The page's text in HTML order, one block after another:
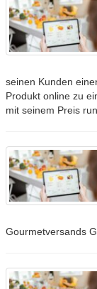
seinen Kunden
Produkt online zu
mit seinem Preis
Gourmetversands